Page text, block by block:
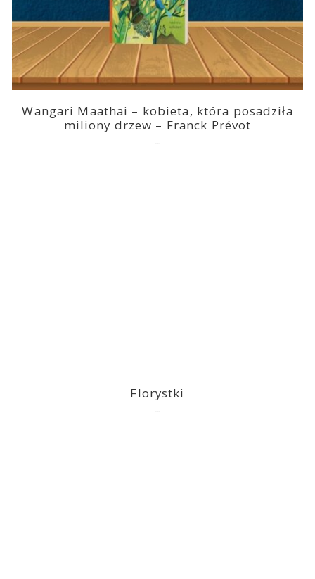
Wangari Maathai – kobieta, która posadziła
miliony drzew – Franck Prévot
Florystki